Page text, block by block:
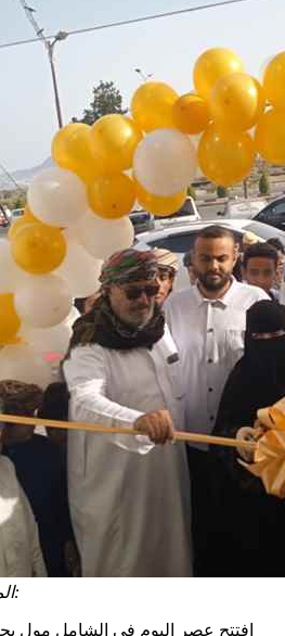
عدن(عدن الغد)خاص:
افتتح عصر اليوم في الشامل مول